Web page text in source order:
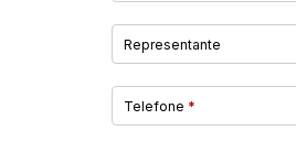
Representante
Telefone *